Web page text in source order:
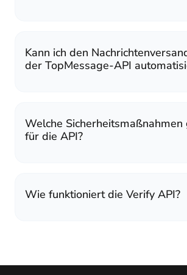
Kann ich den
der TopMessage-API
Welche Sicherheitsmaßnahmen
für die API?
Wie funktioniert die Verify API?